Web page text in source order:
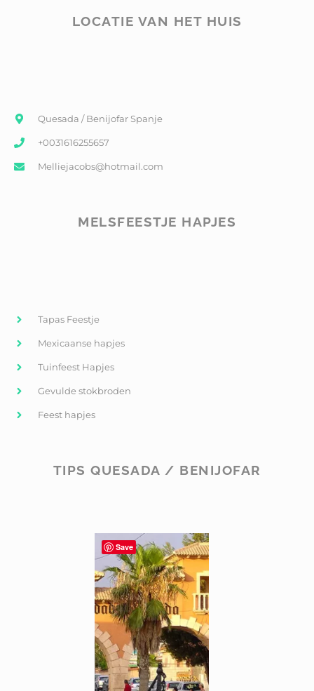
LOCATIE VAN HET HUIS
Quesada / Benijofar Spanje
+0031616255657
Melliejacobs@hotmail.com
MELSFEESTJE HAPJES
Tapas Feestje
Mexicaanse hapjes
Tuinfeest Hapjes
Gevulde stokbroden
Feest hapjes
TIPS QUESADA / BENIJOFAR
Save